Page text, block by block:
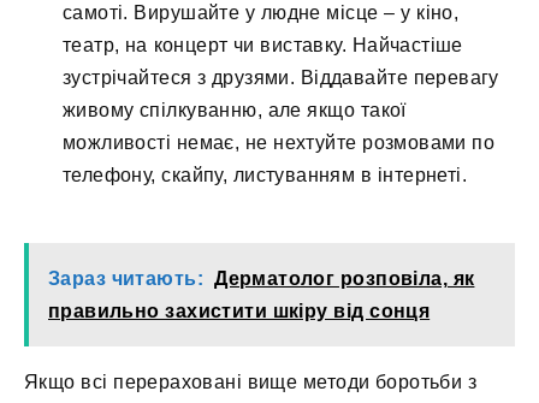
самоті. Вирушайте у людне місце – у кіно,
театр, на концерт чи виставку. Найчастіше
зустрічайтеся з друзями. Віддавайте перевагу
живому спілкуванню, але якщо такої
можливості немає, не нехтуйте розмовами по
телефону, скайпу, листуванням в інтернеті.
Зараз читають: Дерматолог розповіла, як
правильно захистити шкіру від сонця
Якщо всі перераховані вище методи боротьби з